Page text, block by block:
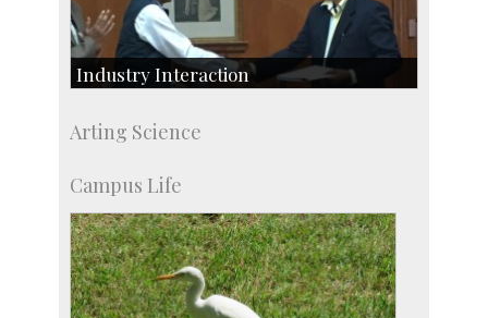
Industry Interaction
SID-Innovation & Development
Licensing
Arting Science
Campus Life